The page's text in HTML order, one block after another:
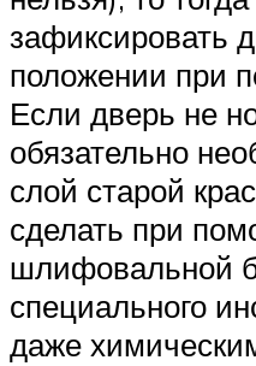
зафиксировать
положении при
Если дверь не
обязательно
слой старой
сделать при
шлифовальной
специального
даже